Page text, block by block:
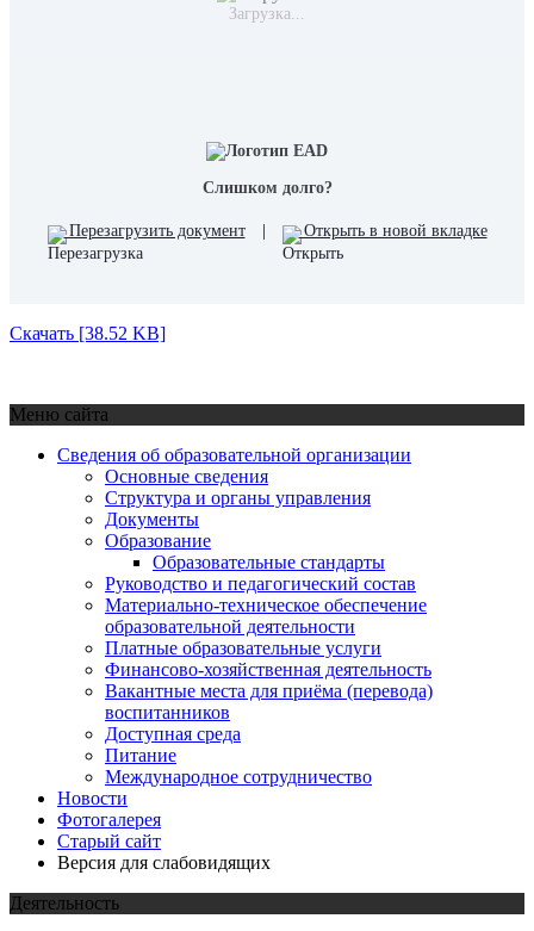
Загрузка...
Слишком долго?
Перезагрузить документ Открыть в новой вкладке
Скачать [38.52 KB]
Меню сайта
Сведения об образовательной организации
Основные сведения
Структура и органы управления
Документы
Образование
Образовательные стандарты
Руководство и педагогический состав
Материально-техническое обеспечение
образовательной деятельности
Платные образовательные услуги
Финансово-хозяйственная деятельность
Вакантные места для приёма (перевода)
воспитанников
Доступная среда
Питание
Международное сотрудничество
Новости
Фотогалерея
Старый сайт
Версия для слабовидящих
Деятельность